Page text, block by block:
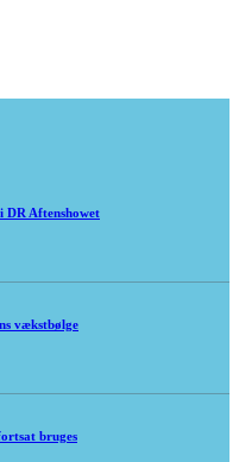
DR Aftenshowet
vækstbølge
bruges